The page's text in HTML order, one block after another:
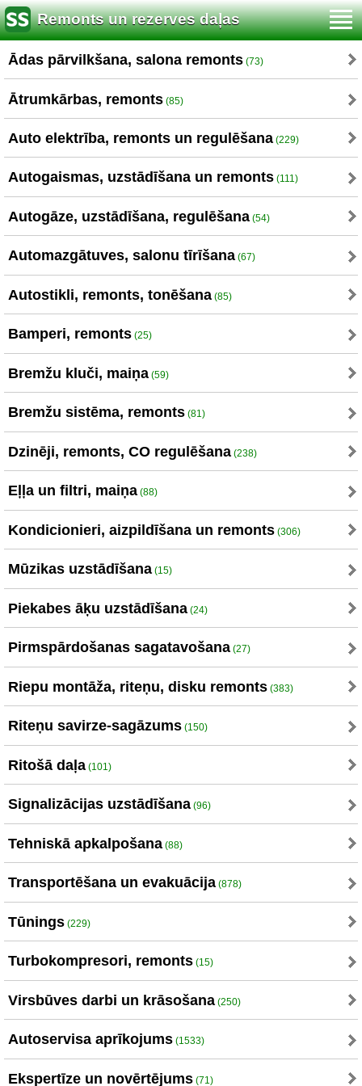
Remonts un rezerves daļas
Ādas pārvilkšana, salona remonts (73)
Ātrumkārbas, remonts (85)
Auto elektrība, remonts un regulēšana (229)
Autogaismas, uzstādīšana un remonts (111)
Autogāze, uzstādīšana, regulēšana (54)
Automazgātuves, salonu tīrīšana (67)
Autostikli, remonts, tonēšana (85)
Bamperi, remonts (25)
Bremžu kluči, maiņa (59)
Bremžu sistēma, remonts (81)
Dzinēji, remonts, CO regulēšana (238)
Eļļa un filtri, maiņa (88)
Kondicionieri, aizpildīšana un remonts (306)
Mūzikas uzstādīšana (15)
Piekabes āķu uzstādīšana (24)
Pirmspārdošanas sagatavošana (27)
Riepu montāža, riteņu, disku remonts (383)
Riteņu savirze-sagāzums (150)
Ritošā daļa (101)
Signalizācijas uzstādīšana (96)
Tehniskā apkalpošana (88)
Transportēšana un evakuācija (878)
Tūnings (229)
Turbokompresori, remonts (15)
Virsbūves darbi un krāsošana (250)
Autoservisa aprīkojums (1533)
Ekspertīze un novērtējums (71)